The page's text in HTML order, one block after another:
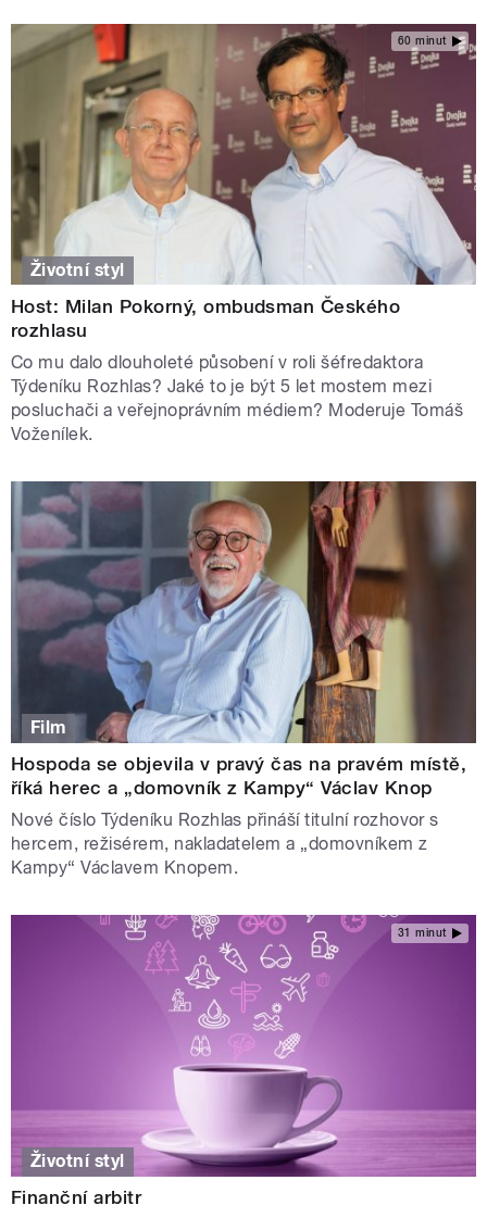
60 minut
Životní styl
Host: Milan Pokorný, ombudsman Českého
rozhlasu
Co mu dalo dlouholeté působení v roli šéfredaktora
Týdeníku Rozhlas? Jaké to je být 5 let mostem mezi
posluchači a veřejnoprávním médiem? Moderuje Tomáš
Voženílek.
Film
Hospoda se objevila v pravý čas na pravém místě,
říká herec a „domovník z Kampy“ Václav Knop
Nové číslo Týdeníku Rozhlas přináší titulní rozhovor s
hercem, režisérem, nakladatelem a „domovníkem z
Kampy“ Václavem Knopem.
31 minut
Životní styl
Finanční arbitr